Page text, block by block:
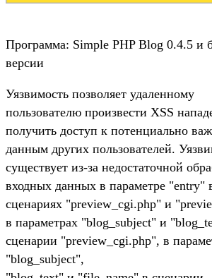
Программа: Simple PHP Blog 0.4.5 и
версии
Уязвимость позволяет удаленному
пользователю произвести XSS
получить доступ к потенциально
данным других пользователей.
существует из-за недостаточной
входных данных в параметре "entry"
сценариях "preview_cgi.php" и
в параметрах "blog_subject" и
сценарии "preview_cgi.php", в
"blog_subject",